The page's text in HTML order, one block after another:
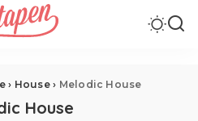
› House› Melodic House
House